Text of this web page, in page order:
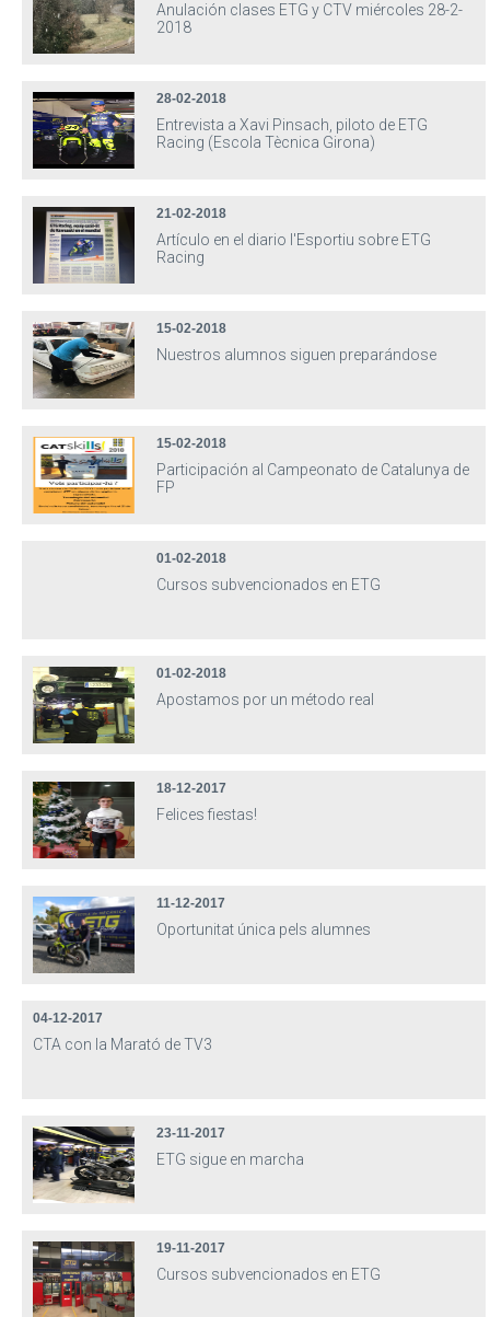
Anulación clases ETG y CTV miércoles 28-2-
2018
28-02-2018
Entrevista a Xavi Pinsach, piloto de ETG
Racing (Escola Tècnica Girona)
21-02-2018
Artículo en el diario l'Esportiu sobre ETG
Racing
15-02-2018
Nuestros alumnos siguen preparándose
15-02-2018
Participación al Campeonato de Catalunya de
FP
01-02-2018
Cursos subvencionados en ETG
01-02-2018
Apostamos por un método real
18-12-2017
Felices fiestas!
11-12-2017
Oportunitat única pels alumnes
04-12-2017
CTA con la Marató de TV3
23-11-2017
ETG sigue en marcha
19-11-2017
Cursos subvencionados en ETG